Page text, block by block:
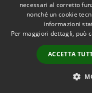
Accessibilità
necessari al corretto
nonché un cookie
informazioni
Per maggiori dettagli, può
ACCETTA